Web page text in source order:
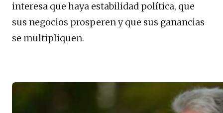
interesa que haya estabilidad política, que
sus negocios prosperen y que sus ganancias
se multipliquen.